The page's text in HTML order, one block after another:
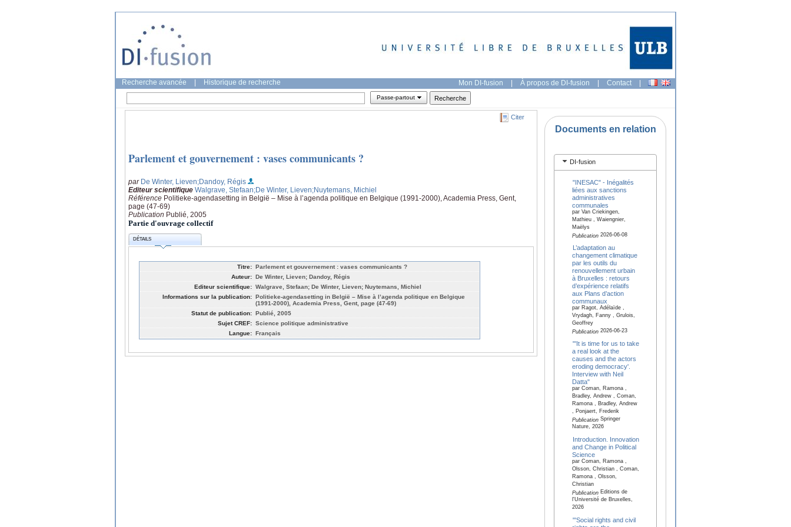
Recherche avancée Historique de recherche Mon DI-fusion | À propos de DI-fusion | Contact |
Passe-partout
Citer
Parlement et gouvernement : vases communicants ?
par De Winter, Lieven;Dandoy, Régis
Editeur scientifique Walgrave, Stefaan;De Winter, Lieven;Nuytemans, Michiel
Référence Politieke-agendasetting in België – Mise à l’agenda politique en Belgique (1991-2000), Academia Press, Gent,
page (47-69)
Publication Publié, 2005
Partie d'ouvrage collectif
DÉTAILS
Titre: Parlement et gouvernement : vases communicants ?
Auteur: De Winter, Lieven; Dandoy, Régis
Editeur scientifique: Walgrave, Stefaan; De Winter, Lieven; Nuytemans, Michiel
Informations sur la publication: Politieke-agendasetting in België – Mise à l’agenda politique en Belgique
(1991-2000), Academia Press, Gent, page (47-69)
Statut de publication: Publié, 2005
Sujet CREF: Science politique administrative
Langue: Français
Documents en relation
DI-fusion
"INESAC" - Inégalités
liées aux sanctions
administratives
communales
par Van Criekingen,
Mathieu , Waiengnier,
Maëlys
Publication2026-06-08
L’adaptation au
changement climatique
par les outils du
renouvellement urbain
à Bruxelles : retours
d’expérience relatifs
aux Plans d’action
communaux
par Ragot, Adélaïde ,
Vrydagh, Fanny , Grulois,
Geoffrey
Publication2026-06-23
"'It is time for us to take
a real look at the
causes and the actors
eroding democracy'.
Interview with Neil
Datta"
par Coman, Ramona ,
Bradley, Andrew , Coman,
Ramona , Bradley, Andrew
, Ponjaert, Frederik
PublicationSpringer
Nature, 2026
Introduction. Innovation
and Change in Political
Science
par Coman, Ramona ,
Olsson, Christian , Coman,
Ramona , Olsson,
Christian
PublicationEditions de
l'Université de Bruxelles,
2026
"'Social rights and civil